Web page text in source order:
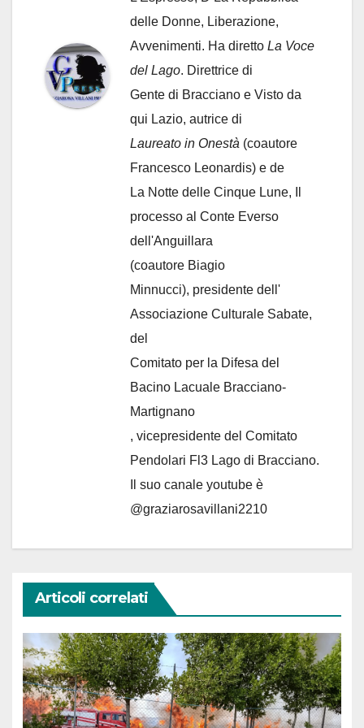
delle Donne, Liberazione,
Avvenimenti. Ha diretto La Voce
del Lago. Direttrice di
Gente di Bracciano e Visto da
qui Lazio, autrice di
Laureato in Onestà (coautore
Francesco Leonardis) e de
La Notte delle Cinque Lune, Il
processo al Conte Everso
dell'Anguillara
(coautore Biagio
Minnucci), presidente dell'
Associazione Culturale Sabate,
del
Comitato per la Difesa del
Bacino Lacuale Bracciano-
Martignano
, vicepresidente del Comitato
Pendolari Fl3 Lago di Bracciano.
Il suo canale youtube è
@graziarosavillani2210
Articoli correlati